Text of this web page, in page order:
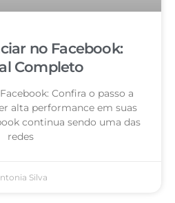
no Facebook:
Completo
Confira o passo a
alta performance em suas
continua sendo uma das
redes
Silva